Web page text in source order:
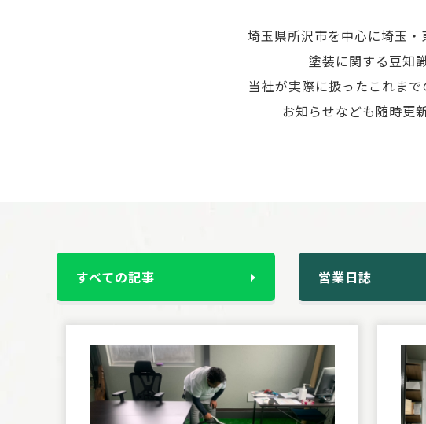
埼玉県所沢市を中心に埼玉・
塗装に関する豆知
当社が実際に扱ったこれま
お知らせなども随時更
すべての記事 営業日誌